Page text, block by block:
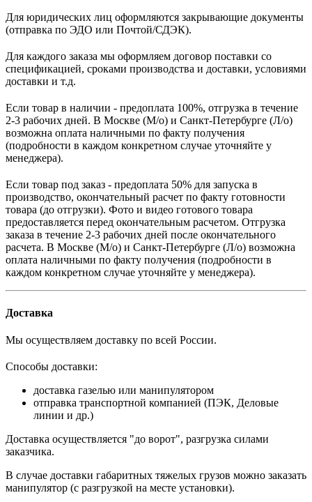
Для юридических лиц оформляются закрывающие документы
(отправка по ЭДО или Почтой/СДЭК).
Для каждого заказа мы оформляем договор поставки со
спецификацией, сроками производства и доставки, условиями
доставки и т.д.
Если товар в наличии - предоплата 100%, отгрузка в течение
2-3 рабочих дней. В Москве (М/о) и Санкт-Петербурге (Л/о)
возможна оплата наличными по факту получения
(подробности в каждом конкретном случае уточняйте у
менеджера).
Если товар под заказ - предоплата 50% для запуска в
производство, окончательный расчет по факту готовности
товара (до отгрузки). Фото и видео готового товара
предоставляется перед окончательным расчетом. Отгрузка
заказа в течение 2-3 рабочих дней после окончательного
расчета. В Москве (М/о) и Санкт-Петербурге (Л/о) возможна
оплата наличными по факту получения (подробности в
каждом конкретном случае уточняйте у менеджера).
Доставка
Мы осуществляем доставку по всей России.
Способы доставки:
доставка газелью или манипулятором
отправка транспортной компанией (ПЭК, Деловые
линии и др.)
Доставка осуществляется "до ворот", разгрузка силами
заказчика.
В случае доставки габаритных тяжелых грузов можно заказать
манипулятор (с разгрузкой на месте установки).